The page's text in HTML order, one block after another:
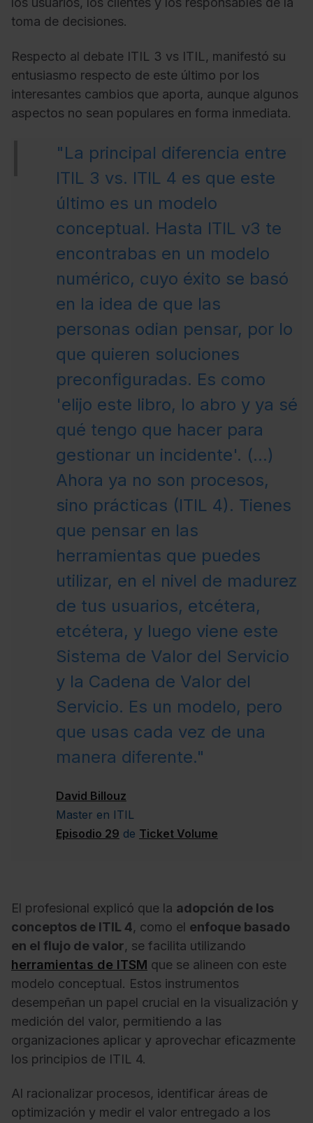
toma de decisiones.
Respecto al debate ITIL 3 vs ITIL, manifestó su
entusiasmo respecto de este último por los
interesantes cambios que aporta, aunque algunos
aspectos no sean populares en forma inmediata.
"La principal diferencia entre
ITIL 3 vs. ITIL 4 es que este
último es un modelo
conceptual. Hasta ITIL v3 te
encontrabas en un modelo
numérico, cuyo éxito se basó
en la idea de que las
personas odian pensar, por lo
que quieren soluciones
preconfiguradas. Es como
'elijo este libro, lo abro y ya sé
qué tengo que hacer para
gestionar un incidente'. (...)
Ahora ya no son procesos,
sino prácticas (ITIL 4). Tienes
que pensar en las
herramientas que puedes
utilizar, en el nivel de madurez
de tus usuarios, etcétera,
etcétera, y luego viene este
Sistema de Valor del Servicio
y la Cadena de Valor del
Servicio. Es un modelo, pero
que usas cada vez de una
manera diferente."
David Billouz
Master en ITIL
Episodio 29 de Ticket Volume
El profesional explicó que la adopción de los
conceptos de ITIL 4, como el enfoque basado
en el flujo de valor, se facilita utilizando
herramientas de ITSM que se alineen con este
modelo conceptual. Estos instrumentos
desempeñan un papel crucial en la visualización y
medición del valor, permitiendo a las
organizaciones aplicar y aprovechar eficazmente
los principios de ITIL 4.
Al racionalizar procesos, identificar áreas de
optimización y medir el valor entregado a los